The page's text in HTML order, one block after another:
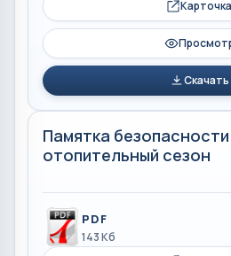
Карточка
Скачать
Памятка безопасности
отопительный сезон
PDF
143 Кб